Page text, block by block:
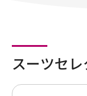
スーツセレ